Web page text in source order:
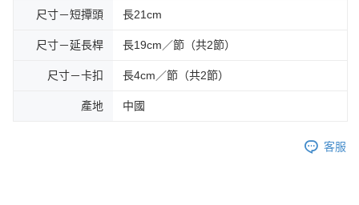
尺寸－短撢頭 長21cm
尺寸－延長桿 長19cm／節（共2節）
尺寸－卡扣 長4cm／節（共2節）
產地 中國
客服